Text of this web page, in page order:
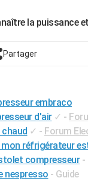
la puissance
Partager
embraco
d'air ✓ -
✓ - Forum
réfrigérateur
compresseur -
nespresso - Guide